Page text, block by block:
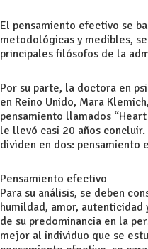
El pensamiento efectivo se
metodológicas y medibles,
principales filósofos de la
Por su parte, la doctora en
en Reino Unido, Mara
pensamiento llamados
le llevó casi 20 años
dividen en dos: pensamiento
Pensamiento efectivo
Para su análisis, se deben
humildad, amor,
de su predominancia en la
mejor al individuo que se